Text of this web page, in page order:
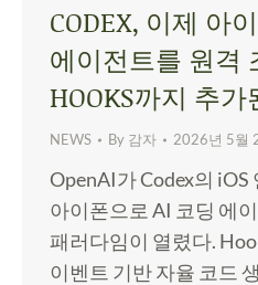
CODEX, 이제 아
에이전트를 원격
HOOKS까지 추가
NEWS By 감자 2026년 5월
OpenAI가 Codex의 iOS
아이폰으로 AI 코딩 에
패러다임이 열렸다.
이벤트 기반 자율 코드